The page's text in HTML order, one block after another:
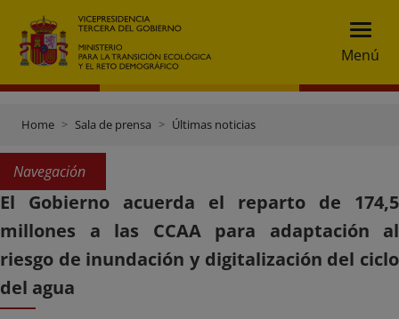
Menú
Home Sala de prensa Últimas noticias
Navegación
El Gobierno acuerda el reparto de 174,5
millones a las CCAA para adaptación al
riesgo de inundación y digitalización del ciclo
del agua